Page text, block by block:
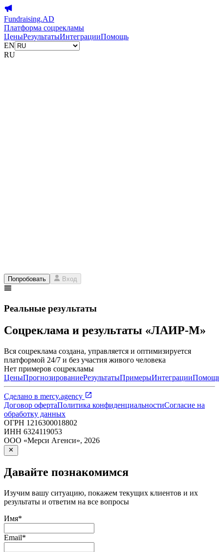
Fundraising.AD
Платформа соцрекламы
ЦеныРезультатыИнтеграцииПомощь
EN
RU
Попробовать Вход
Реальные результаты
Соцреклама и результаты «ЛАИР-М»
Вся соцреклама создана, управляется и оптимизируется
платформой 24/7 и без участия живого человека
Нет примеров соцрекламы
ЦеныПрогнозированиеРезультатыПримерыИнтеграции
Сделано в mercy.agency
Договор офертаПолитика конфиденциальностиСогласие на
обработку данных
ОГРН 1216300018802
ИНН 6324119053
ООО «Мерси Агенси», 2026
Давайте познакомимся
Изучим вашу ситуацию, покажем текущих клиентов и их
результаты и ответим на все вопросы
Имя*
Email*